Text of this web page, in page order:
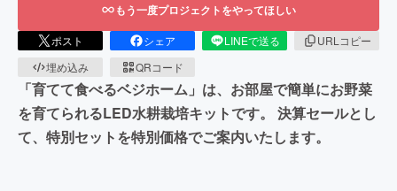
もう一度プロジェクトをやってほしい
ポスト シェア LINEで送る
URLコピー
埋め込み
QRコード
「育てて食べるベジホーム」は、お部屋で簡単にお野菜
を育てられるLED水耕栽培キットです。 決算セールとし
て、特別セットを特別価格でご案内いたします。